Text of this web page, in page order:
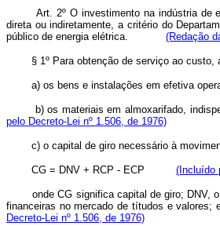
Art. 2º O investimento na indústria de
direta ou indiretamente, a critério do
público de energia elétrica. (Redação
§ 1º Para obtenção de serviço ao custo,
a) os bens e instalações em efetiva
b) os materiais em almoxarifado,
pelo Decreto-Lei nº 1.506, de 1976)
c) o capital de giro necessário à
CG = DNV + RCP - ECP (Incluído
onde CG significa capital de giro; DNV, o
financeiras no mercado de títudos e
Decreto-Lei nº 1.506, de 1976)